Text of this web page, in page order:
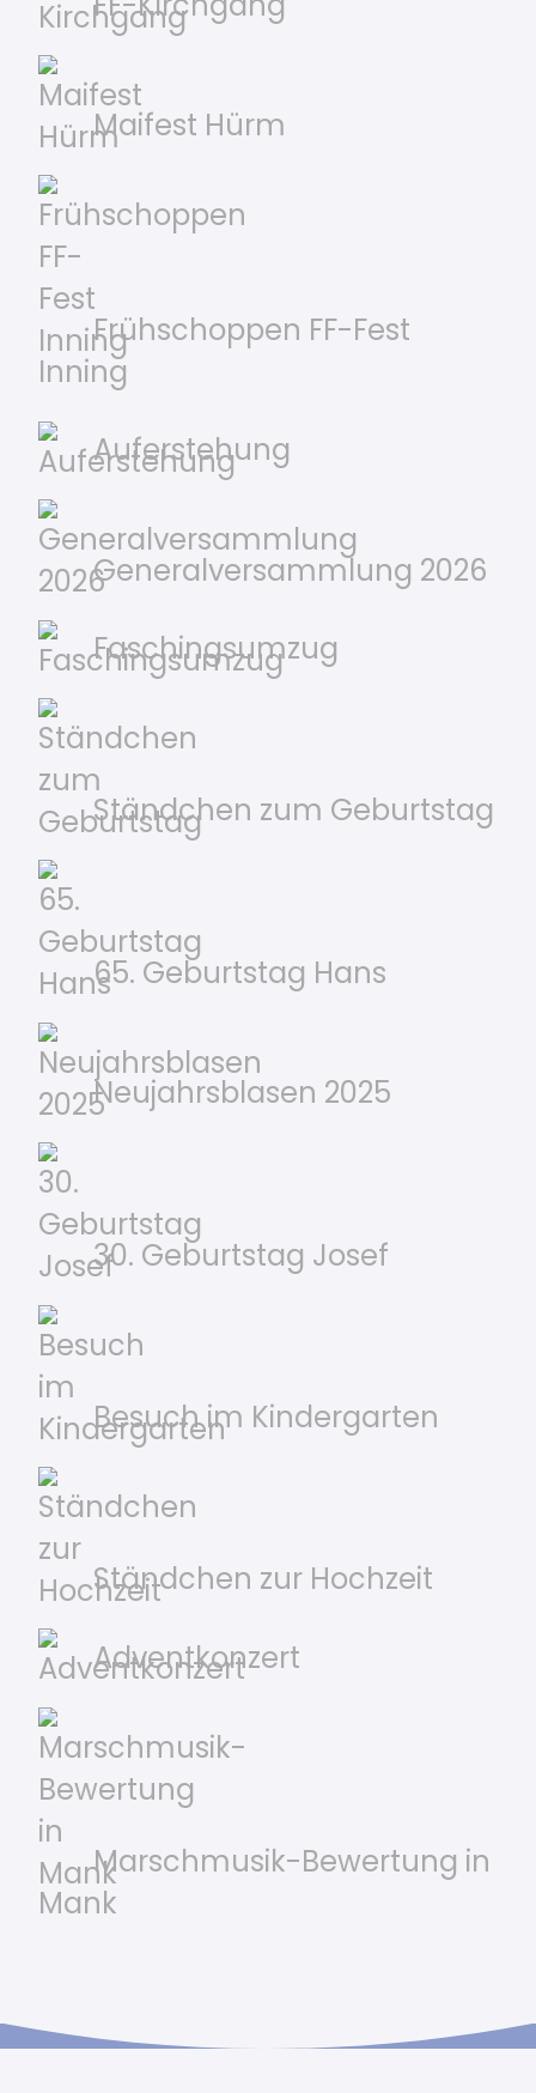
Maifest Hürm
Frühschoppen FF-Fest
Inning
Auferstehung
Generalversammlung 2026
Faschingsumzug
Ständchen zum Geburtstag
65. Geburtstag Hans
Neujahrsblasen 2025
30. Geburtstag Josef
Besuch im Kindergarten
Ständchen zur Hochzeit
Adventkonzert
Marschmusik-Bewertung in
Mank